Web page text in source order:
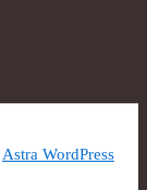
Astra WordPress